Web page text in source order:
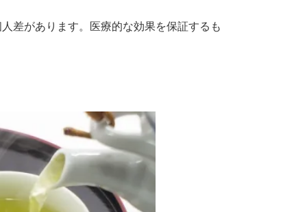
差があります。医療的な効果を保証するも